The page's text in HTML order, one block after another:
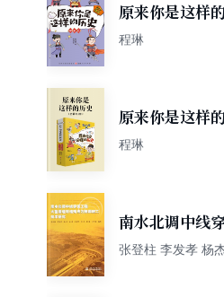
原来你是这样
程琳
原来你是这样
4册）
程琳
南水北调中线
埋环锚预应力
张登柱 李发孝 杨